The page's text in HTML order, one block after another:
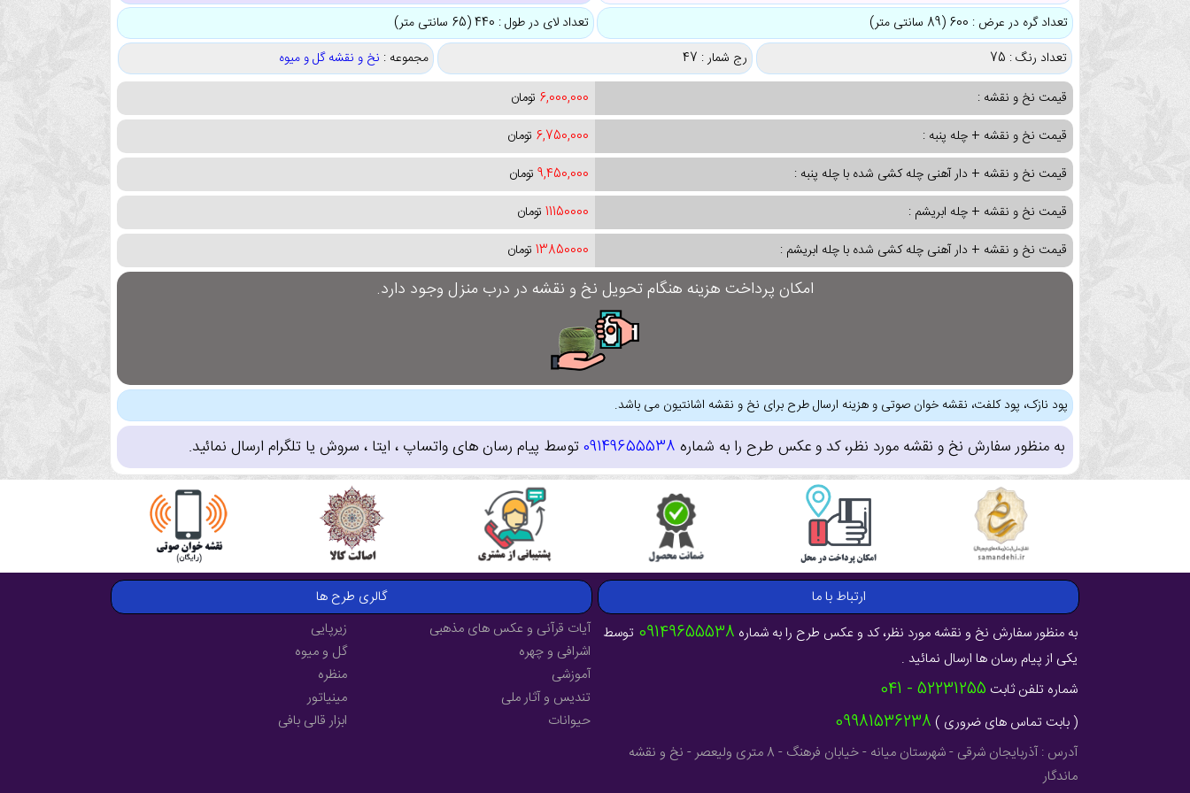
تعداد گره در عرض : 600 (89 سانتی متر)
تعداد لای در طول : 440 (65 سانتی متر)
تعداد رنگ : 75
رج شمار : 47 مجموعه : نخ و نقشه گل و میوه
قیمت نخ و نقشه :
6,000,000 تومان
قیمت نخ و نقشه + چله پنبه :
6,750,000 تومان
قیمت نخ و نقشه + دار آهنی چله کشی شده با چله پنبه :
9,450,000 تومان
قیمت نخ و نقشه + چله ابریشم :
11150000 تومان
قیمت نخ و نقشه + دار آهنی چله کشی شده با چله ابریشم :
13850000 تومان
امکان پرداخت هزینه هنگام تحویل نخ و نقشه در درب منزل وجود دارد.
پود نازک، پود کلفت، نقشه خوان صوتی و هزینه ارسال طرح برای نخ و نقشه اشانتیون می باشد.
به منظور سفارش نخ و نقشه مورد نظر، کد و عکس طرح را به شماره 09149655538توسط پیام رسان های واتساپ ، ایتا ، سروش یا تلگرام ارسال نمائید.
ارتباط با ما
به منظور سفارش نخ و نقشه مورد نظر، کد و عکس طرح را به شماره 09149655538 توسط
یکی از پیام رسان ها ارسال نمائید .
شماره تلفن ثابت 52231255 - 041
( بابت تماس های ضروری ) 09981536238
آدرس : آذربایجان شرقی - شهرستان میانه - خیابان فرهنگ - 8 متری ولیعصر - نخ و نقشه
ماندگار
گالری طرح ها
آیات قرآنی و عکس های مذهبی
اشرافی و چهره
آموزشی
تندیس و آثار ملی
حیوانات
زیرپایی
گل و میوه
منظره
مینیاتور
ابزار قالی بافی